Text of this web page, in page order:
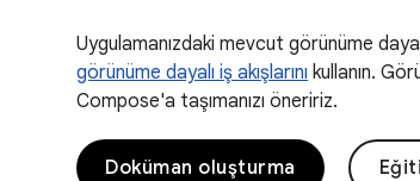
Uygulamanızdaki mevcut görünüme
görünüme dayalı iş akışlarını kullanın.
Compose'a taşımanızı öneririz.
Doküman oluşturma